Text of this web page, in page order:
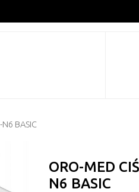
BASIC
ORO-MED
N6 BASIC